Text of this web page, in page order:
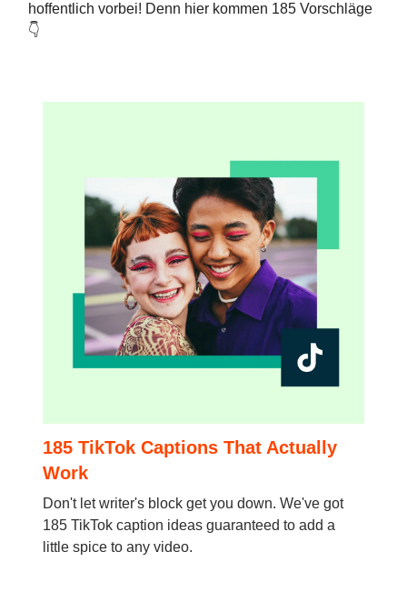
hoffentlich vorbei! Denn hier kommen 185 Vorschläge
👇
185 TikTok Captions That Actually
Work
Don't let writer's block get you down. We've got
185 TikTok caption ideas guaranteed to add a
little spice to any video.